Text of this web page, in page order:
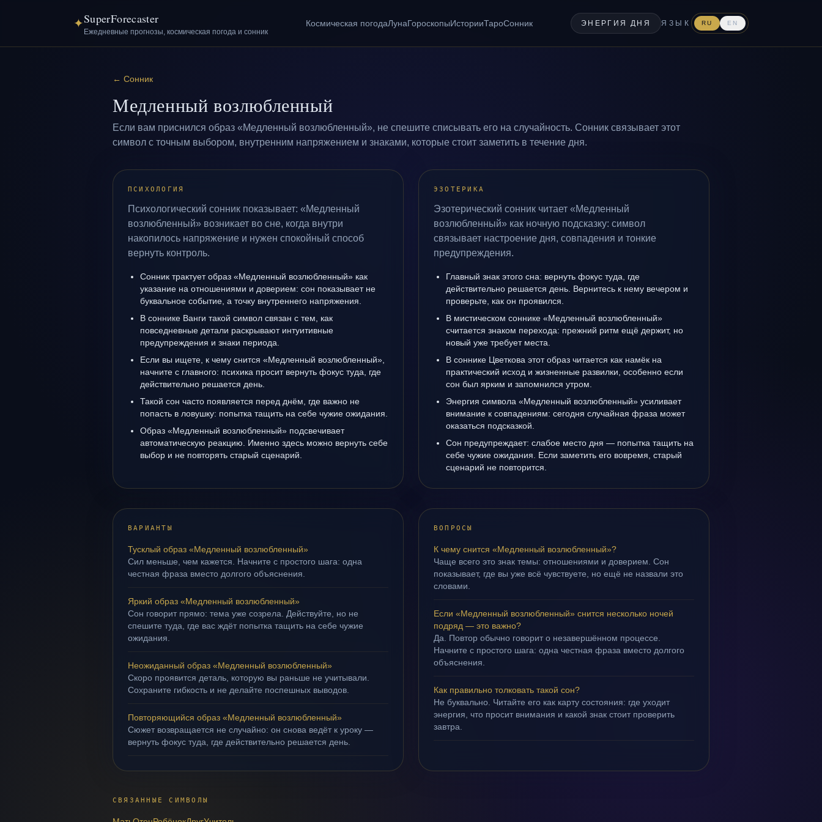
✦SuperForecaster
Ежедневные прогнозы, космическая погода и сонник
Космическая погодаЛунаГороскопыИсторииТароСонник ЭНЕРГИЯ ДНЯ ЯЗЫК RU EN
← Сонник
Медленный возлюбленный
Если вам приснился образ «Медленный возлюбленный», не спешите списывать его на случайность. Сонник связывает этот
символ с точным выбором, внутренним напряжением и знаками, которые стоит заметить в течение дня.
ПСИХОЛОГИЯ
Психологический сонник показывает: «Медленный
возлюбленный» возникает во сне, когда внутри
накопилось напряжение и нужен спокойный способ
вернуть контроль.
Сонник трактует образ «Медленный возлюбленный» как
указание на отношениями и доверием: сон показывает не
буквальное событие, а точку внутреннего напряжения.
В соннике Ванги такой символ связан с тем, как
повседневные детали раскрывают интуитивные
предупреждения и знаки периода.
Если вы ищете, к чему снится «Медленный возлюбленный»,
начните с главного: психика просит вернуть фокус туда, где
действительно решается день.
Такой сон часто появляется перед днём, где важно не
попасть в ловушку: попытка тащить на себе чужие ожидания.
Образ «Медленный возлюбленный» подсвечивает
автоматическую реакцию. Именно здесь можно вернуть себе
выбор и не повторять старый сценарий.
ЭЗОТЕРИКА
Эзотерический сонник читает «Медленный
возлюбленный» как ночную подсказку: символ
связывает настроение дня, совпадения и тонкие
предупреждения.
Главный знак этого сна: вернуть фокус туда, где
действительно решается день. Вернитесь к нему вечером и
проверьте, как он проявился.
В мистическом соннике «Медленный возлюбленный»
считается знаком перехода: прежний ритм ещё держит, но
новый уже требует места.
В соннике Цветкова этот образ читается как намёк на
практический исход и жизненные развилки, особенно если
сон был ярким и запомнился утром.
Энергия символа «Медленный возлюбленный» усиливает
внимание к совпадениям: сегодня случайная фраза может
оказаться подсказкой.
Сон предупреждает: слабое место дня — попытка тащить на
себе чужие ожидания. Если заметить его вовремя, старый
сценарий не повторится.
ВАРИАНТЫ
Тусклый образ «Медленный возлюбленный»
Сил меньше, чем кажется. Начните с простого шага: одна
честная фраза вместо долгого объяснения.
Яркий образ «Медленный возлюбленный»
Сон говорит прямо: тема уже созрела. Действуйте, но не
спешите туда, где вас ждёт попытка тащить на себе чужие
ожидания.
Неожиданный образ «Медленный возлюбленный»
Скоро проявится деталь, которую вы раньше не учитывали.
Сохраните гибкость и не делайте поспешных выводов.
Повторяющийся образ «Медленный возлюбленный»
Сюжет возвращается не случайно: он снова ведёт к уроку —
вернуть фокус туда, где действительно решается день.
ВОПРОСЫ
К чему снится «Медленный возлюбленный»?
Чаще всего это знак темы: отношениями и доверием. Сон
показывает, где вы уже всё чувствуете, но ещё не назвали это
словами.
Если «Медленный возлюбленный» снится несколько ночей
подряд — это важно?
Да. Повтор обычно говорит о незавершённом процессе.
Начните с простого шага: одна честная фраза вместо долгого
объяснения.
Как правильно толковать такой сон?
Не буквально. Читайте его как карту состояния: где уходит
энергия, что просит внимания и какой знак стоит проверить
завтра.
СВЯЗАННЫЕ СИМВОЛЫ